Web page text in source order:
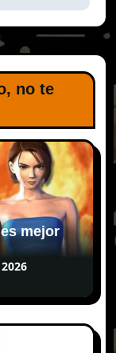
no te
mejor